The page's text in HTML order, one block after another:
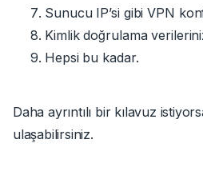
Sunucu IP’si gibi VPN
Kimlik doğrulama
Hepsi bu kadar.
Daha ayrıntılı bir kılavuz
ulaşabilirsiniz.